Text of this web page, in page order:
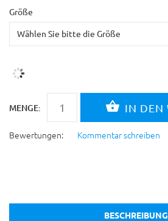
Größe
MENGE:
Bewertungen: Kommentar schreiben
BESCHREIBUNG